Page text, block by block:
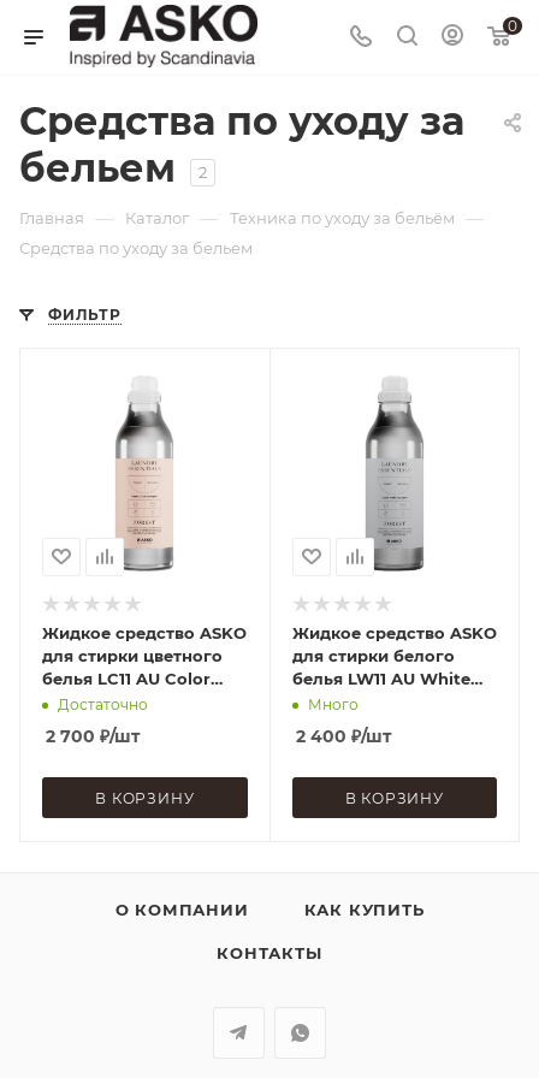
0
Средства по уходу за
бельем
2
Главная — Каталог — Техника по уходу за бельём —
Средства по уходу за бельем
ФИЛЬТР
Жидкое средство ASKO
для стирки цветного
белья LC11 AU Color
738556
Достаточно
2 700 ₽/шт
В КОРЗИНУ
Жидкое средство ASKO
для стирки белого
белья LW11 AU White
738557
Много
2 400 ₽/шт
В КОРЗИНУ
О КОМПАНИИ КАК КУПИТЬ
КОНТАКТЫ